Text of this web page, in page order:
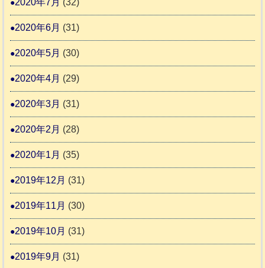
2020年6月 (31)
2020年5月 (30)
2020年4月 (29)
2020年3月 (31)
2020年2月 (28)
2020年1月 (35)
2019年12月 (31)
2019年11月 (30)
2019年10月 (31)
2019年9月 (31)